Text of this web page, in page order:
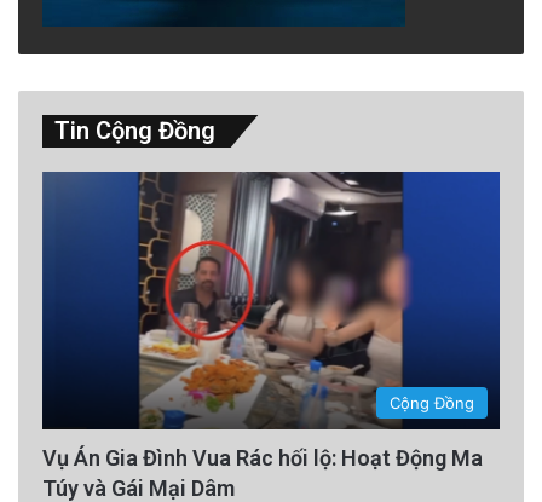
PS: Xin đơn cử một vài video giả mạo đính
kèm dưới đây:
Tin Cộng Đồng
Cộng Đồng
Vụ Án Gia Đình Vua Rác hối lộ: Hoạt Động Ma
Túy và Gái Mại Dâm